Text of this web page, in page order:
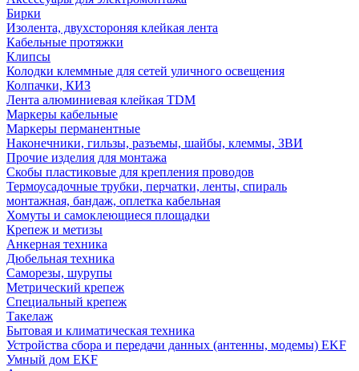
Бирки
Изолента, двухстороняя клейкая лента
Кабельные протяжки
Клипсы
Колодки клеммные для сетей уличного освещения
Колпачки, КИЗ
Лента алюминиевая клейкая TDM
Маркеры кабельные
Маркеры перманентные
Наконечники, гильзы, разъемы, шайбы, клеммы, ЗВИ
Прочие изделия для монтажа
Скобы пластиковые для крепления проводов
Термоусадочные трубки, перчатки, ленты, спираль
монтажная, бандаж, оплетка кабельная
Хомуты и самоклеющиеся площадки
Крепеж и метизы
Анкерная техника
Дюбельная техника
Саморезы, шурупы
Метрический крепеж
Специальный крепеж
Такелаж
Бытовая и климатическая техника
Устройства сбора и передачи данных (антенны, модемы) EKF
Умный дом EKF